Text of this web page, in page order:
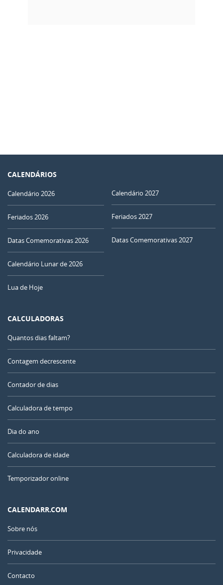
CALENDÁRIOS
Calendário 2026
Feriados 2026
Datas Comemorativas 2026
Calendário Lunar de 2026
Lua de Hoje
Calendário 2027
Feriados 2027
Datas Comemorativas 2027
CALCULADORAS
Quantos dias faltam?
Contagem decrescente
Contador de dias
Calculadora de tempo
Dia do ano
Calculadora de idade
Temporizador online
CALENDARR.COM
Sobre nós
Privacidade
Contacto